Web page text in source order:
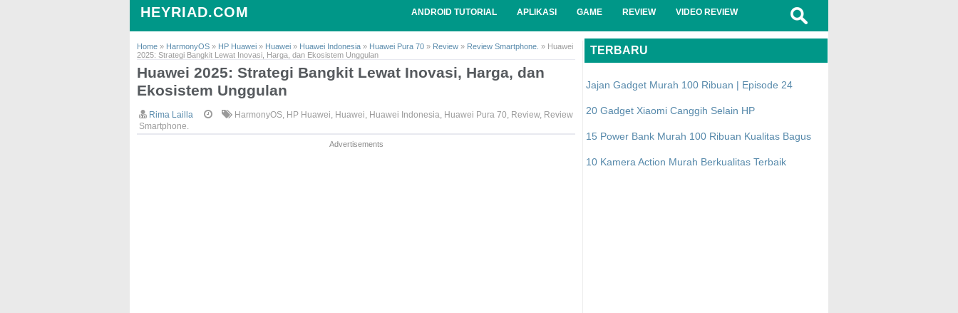
HEYRIAD.COM ANDROID TUTORIAL APLIKASI GAME REVIEW VIDEO REVIEW
Home » HarmonyOS » HP Huawei » Huawei » Huawei Indonesia » Huawei Pura 70 » Review » Review Smartphone. » Huawei
2025: Strategi Bangkit Lewat Inovasi, Harga, dan Ekosistem Unggulan
Huawei 2025: Strategi Bangkit Lewat Inovasi, Harga, dan
Ekosistem Unggulan
Rima Lailla HarmonyOS, HP Huawei, Huawei, Huawei Indonesia, Huawei Pura 70, Review, Review
Smartphone.
Advertisements
TERBARU
Jajan Gadget Murah 100 Ribuan | Episode 24
20 Gadget Xiaomi Canggih Selain HP
15 Power Bank Murah 100 Ribuan Kualitas Bagus
10 Kamera Action Murah Berkualitas Terbaik